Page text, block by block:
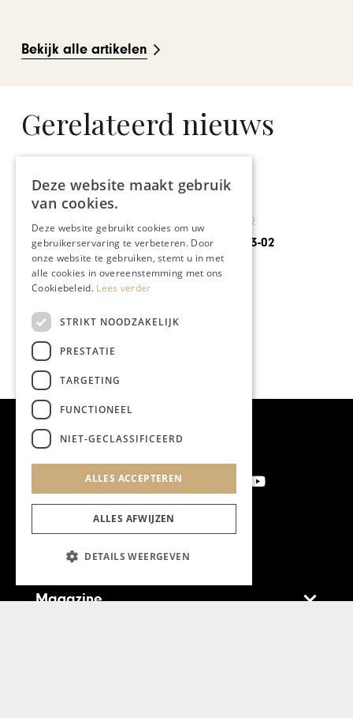
Bekijk alle artikelen
Gerelateerd nieuws
KUNST & CULTUUR
Farewell Party
Aanmelden nieuwsbrief
Magazine
Deze website maakt gebruik
van cookies.
Deze website gebruikt cookies om uw
gebruikerservaring te verbeteren. Door
onze website te gebruiken, stemt u in met
alle cookies in overeenstemming met ons
Cookiebeleid. Lees verder
STRIKT NOODZAKELIJK
PRESTATIE
TARGETING
FUNCTIONEEL
NIET-GECLASSIFICEERD
ALLES ACCEPTEREN
ALLES AFWIJZEN
DETAILS WEERGEVEN